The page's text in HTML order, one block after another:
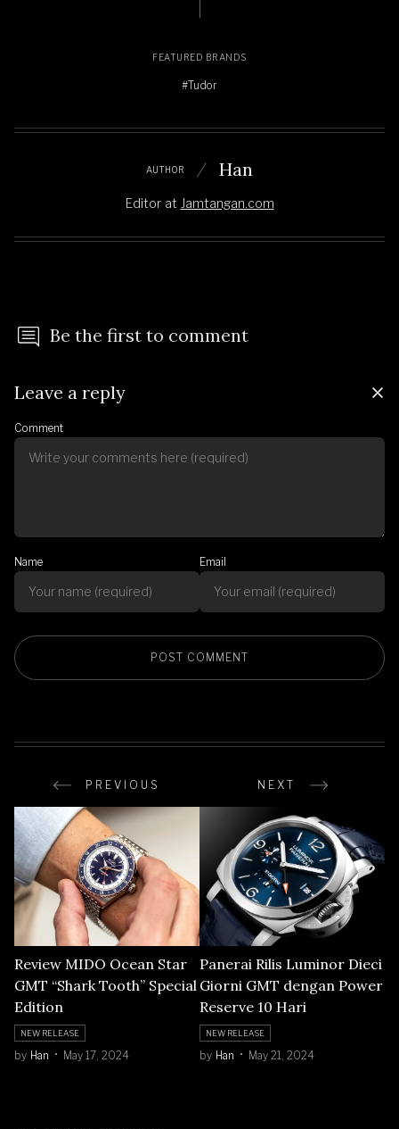
FEATURED BRANDS
#Tudor
AUTHOR Han
Editor at Jamtangan.com
Be the first to comment
Leave a reply
Comment
Name Email
PREVIOUS NEXT
Review MIDO Ocean Star
GMT “Shark Tooth” Special
Edition
NEW RELEASE
by Han May 17, 2024
Panerai Rilis Luminor Dieci
Giorni GMT dengan Power
Reserve 10 Hari
NEW RELEASE
by Han May 21, 2024